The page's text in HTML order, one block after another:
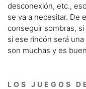
desconexión, etc.,
se va a necesitar. De
conseguir sombras,
si ese rincón será
son muchas y es
LOS JUEGOS